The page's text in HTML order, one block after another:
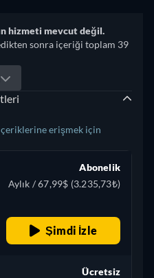
hizmeti mevcut değil.
sonra içeriği toplam 39
erişmek için
Abonelik
Aylık / 67,99$ (3.235,73₺)
Şimdi İzle
Ücretsiz